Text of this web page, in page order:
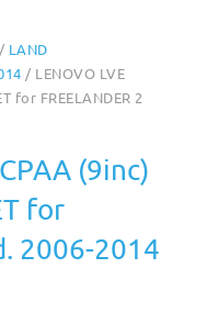
/ LAND
/ LENOVO LVE
for FREELANDER 2
(9inc)
for
2006-2014